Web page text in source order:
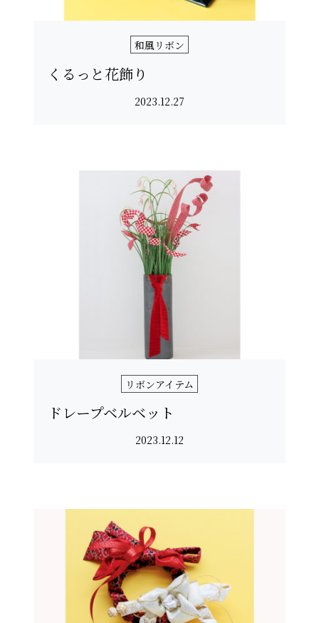
和風リボン
くるっと花飾り
2023.12.27
リボンアイテム
ドレープベルベット
2023.12.12